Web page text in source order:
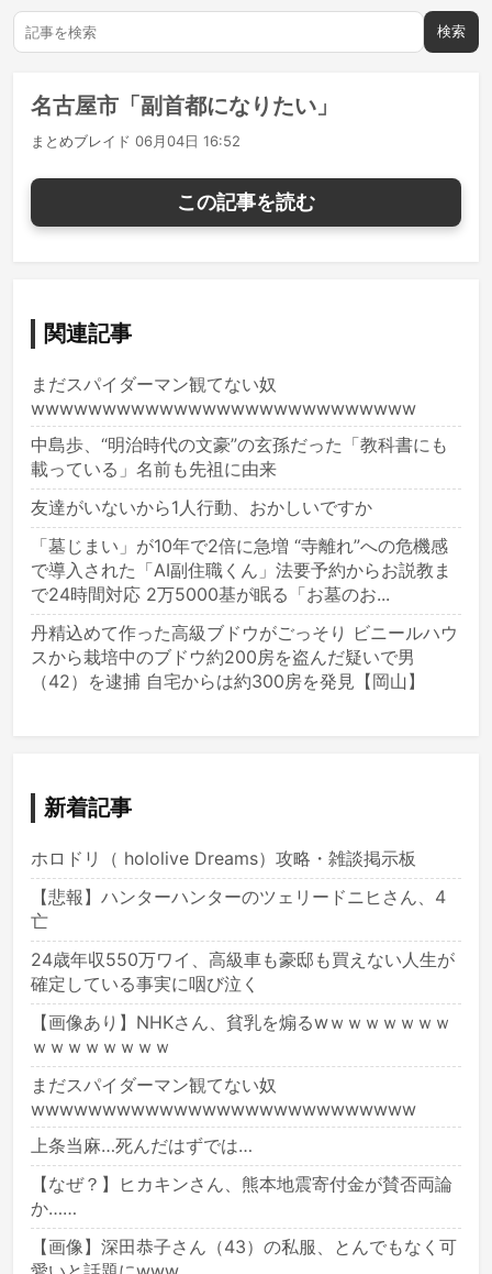
検索
名古屋市「副首都になりたい」
まとめブレイド 06月04日 16:52
この記事を読む
関連記事
まだスパイダーマン観てない奴
wwwwwwwwwwwwwwwwwwwwwwwwwww
中島歩、“明治時代の文豪”の玄孫だった「教科書にも
載っている」名前も先祖に由来
友達がいないから1人行動、おかしいですか
「墓じまい」が10年で2倍に急増 “寺離れ”への危機感
で導入された「AI副住職くん」法要予約からお説教ま
で24時間対応 2万5000基が眠る「お墓のお...
丹精込めて作った高級ブドウがごっそり ビニールハウ
スから栽培中のブドウ約200房を盗んだ疑いで男
（42）を逮捕 自宅からは約300房を発見【岡山】
新着記事
ホロドリ（ hololive Dreams）攻略・雑談掲示板
【悲報】ハンターハンターのツェリードニヒさん、4
亡
24歳年収550万ワイ、高級車も豪邸も買えない人生が
確定している事実に咽び泣く
【画像あり】NHKさん、貧乳を煽るwｗｗｗｗｗｗｗ
ｗｗｗｗｗｗｗｗ
まだスパイダーマン観てない奴
wwwwwwwwwwwwwwwwwwwwwwwwwww
上条当麻…死んだはずでは…
【なぜ？】ヒカキンさん、熊本地震寄付金が賛否両論
か……
【画像】深田恭子さん（43）の私服、とんでもなく可